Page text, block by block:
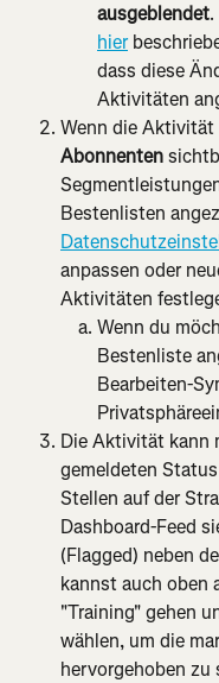
ausgeblendet
hier
dass diese
Aktivitäten
Wenn die Aktivität
Abonnenten
Bestenlisten
anpassen oder
Aktivitäten
Wenn du
Bestenliste
Bearbeiten-
Die Aktivität kann
gemeldeten
Stellen auf der
Dashboard-Feed
(Flagged) neben
kannst auch oben
"Training" gehen
wählen, um die
hervorgehoben zu